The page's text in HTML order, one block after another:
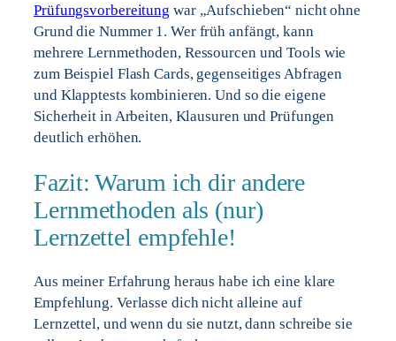
Prüfungsvorbereitung war „Aufschieben“ nicht ohne
Grund die Nummer 1. Wer früh anfängt, kann
mehrere Lernmethoden, Ressourcen und Tools wie
zum Beispiel Flash Cards, gegenseitiges Abfragen
und Klapptests kombinieren. Und so die eigene
Sicherheit in Arbeiten, Klausuren und Prüfungen
deutlich erhöhen.
Fazit: Warum ich dir andere
Lernmethoden als (nur)
Lernzettel empfehle!
Aus meiner Erfahrung heraus habe ich eine klare
Empfehlung. Verlasse dich nicht alleine auf
Lernzettel, und wenn du sie nutzt, dann schreibe sie